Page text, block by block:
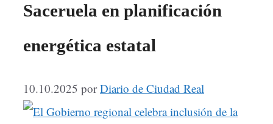
Saceruela en planificación
energética estatal
10.10.2025 porDiario de Ciudad Real